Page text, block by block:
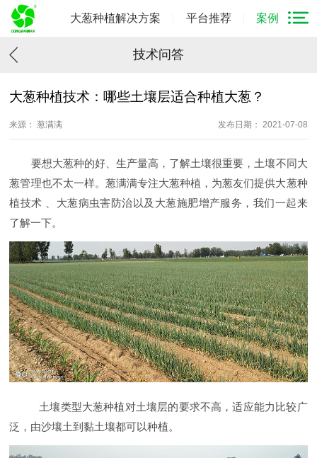
大葱种植解决方案 平台推荐 案例
技术问答
大葱种植技术：哪些土壤层适合种植大葱？
来源： 葱满满 发布日期： 2021-07-08
要想大葱种的好、生产量高，了解土壤很重要，土壤不同大
葱管理也不太一样。葱满满专注大葱种植，为葱友们提供大葱种
植技术 、大葱病虫害防治以及大葱施肥增产服务，我们一起来
了解一下。
土壤类型大葱种植对土壤层的要求不高，适应能力比较广
泛，由沙壤土到黏土壤都可以种植。